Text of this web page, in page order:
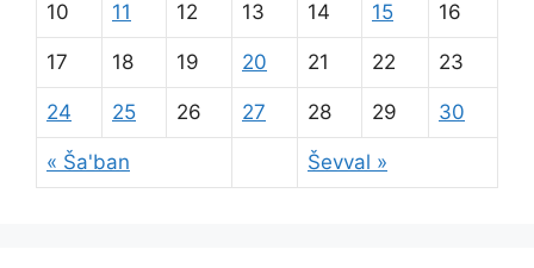
« Ša'ban Ševval »
10 11 12 13 14 15 16
17 18 19 20 21 22 23
24 25 26 27 28 29 30